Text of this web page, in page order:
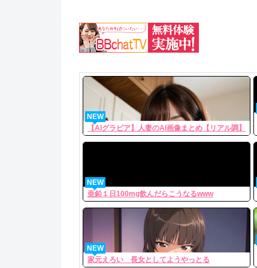
【AIグラビア】人妻のAI画像まとめ【リアル調】
NEW
亜鉛１日100mg飲んだらこうなるwww
NEW
家元えろい 長女としてようやっとる
NEW